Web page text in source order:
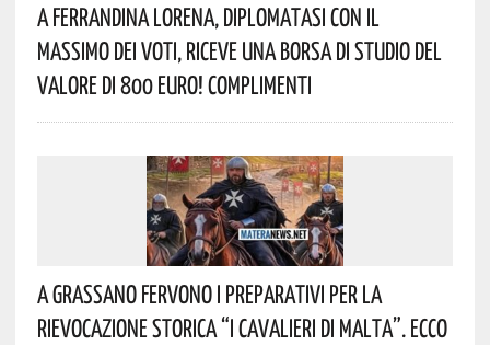
A Ferrandina Lorena, Diplomatasi Con Il
Massimo Dei Voti, Riceve Una Borsa Di Studio Del
Valore Di 800 Euro! Complimenti
A Grassano Fervono I Preparativi Per La
Rievocazione Storica “I CAVALIERI DI MALTA”. Ecco